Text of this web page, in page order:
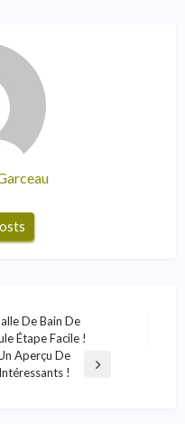
De Bain De
Étape Facile !
Aperçu De
!